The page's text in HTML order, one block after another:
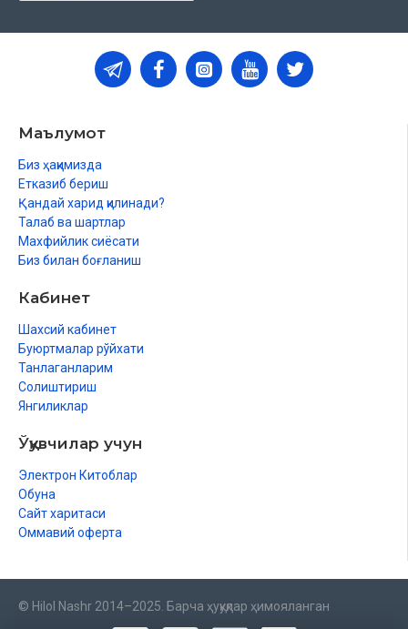
Маълумот
Биз ҳақимизда
Етказиб бериш
Қандай харид қилинади?
Талаб ва шартлар
Махфийлик сиёсати
Биз билан боғланиш
Кабинет
Шахсий кабинет
Буюртмалар рўйхати
Танлаганларим
Солиштириш
Янгиликлар
Ўқувчилар учун
Электрон Китоблар
Обуна
Сайт харитаси
Оммавий оферта
© Hilol Nashr 2014–2025. Барча ҳуқуқлар ҳимояланган